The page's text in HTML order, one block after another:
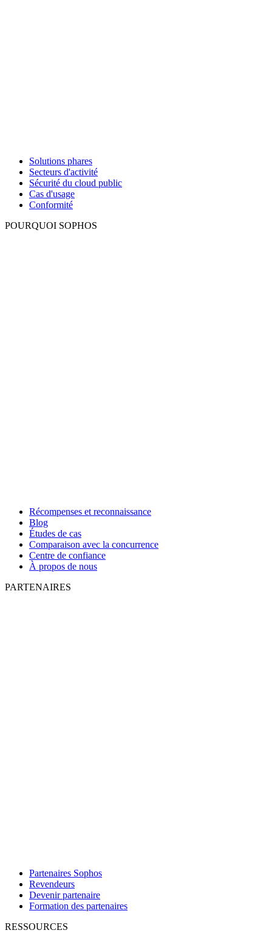
Solutions phares
Secteurs d'activité
Sécurité du cloud public
Cas d'usage
Conformité
POURQUOI SOPHOS
Récompenses et reconnaissance
Blog
Études de cas
Comparaison avec la concurrence
Centre de confiance
À propos de nous
PARTENAIRES
Partenaires Sophos
Revendeurs
Devenir partenaire
Formation des partenaires
RESSOURCES